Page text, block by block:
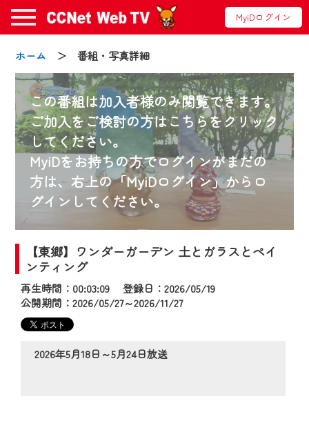
MyiDログイン
ホーム ＞ 番組・写真詳細
この番組は加入者様のみ閲覧できます。
ご加入をご検討の方はこちらをクリック
してください。
MyiDをお持ちの方でログインがまだの
方は、右上の「MyiDログイン」からロ
グインしてください。
【東郷】ワンダーガーデン 土とガラスとペイ
ンティング
再生時間：00:03:09 登録日：2026/05/19
公開期間：2026/05/27～2026/11/27
2026年5月18日～5月24日放送
お知らせ
2024/09/02
動画配信サービス『CCNet Web TV』は2024
年9月24日からリニューアルします！
【変更点】
◆デザイン変更により、お住まいの地域
の動画コンテンツが一目瞭然。
◆当社アプリやＰＣブラウザから、いつ
でも・どこでも・外出先でも！